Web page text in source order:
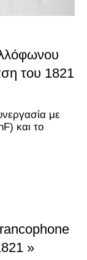
του 1821
με
και το
»